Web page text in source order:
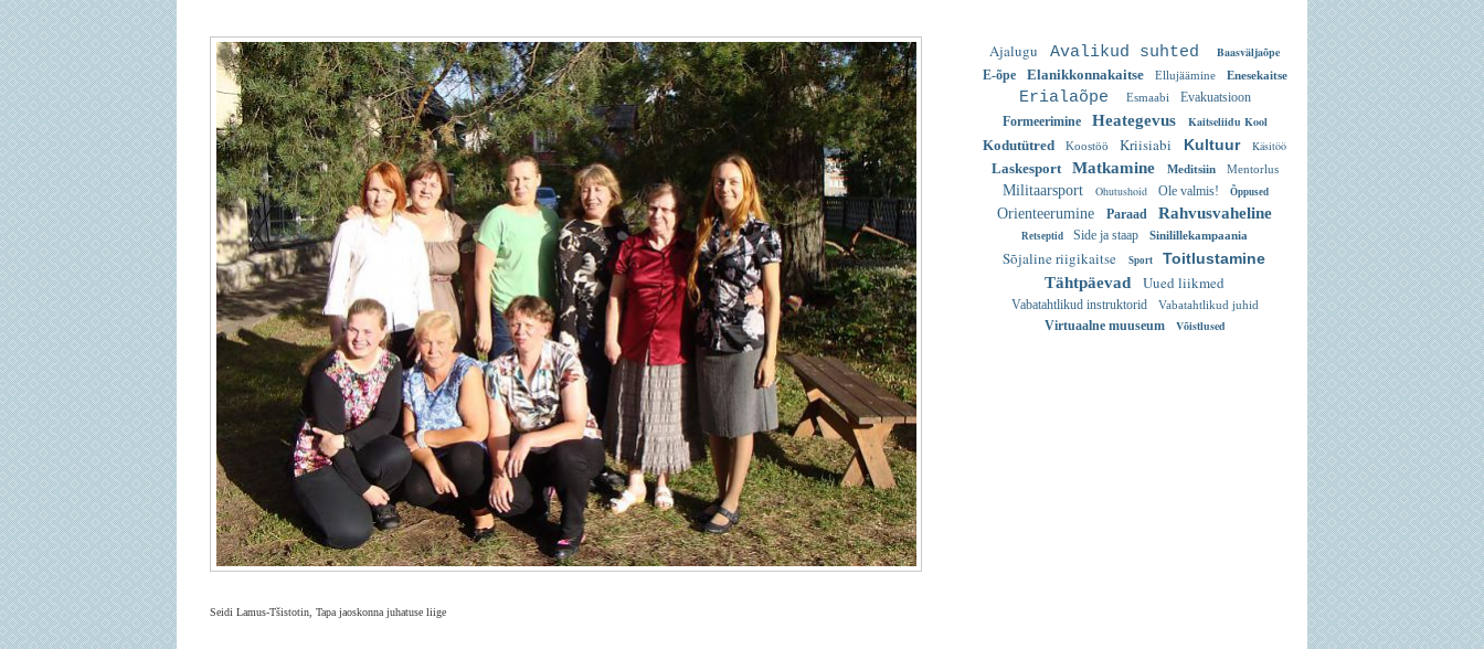
Seidi Lamus-Tšistotin, Tapa jaoskonna juhatuse liige
Ajalugu Avalikud suhted
Baasväljaõpe
E-õpe
Elanikkonnakaitse Ellujäämine Enesekaitse
Erialaõpe Esmaabi
Evakuatsioon
Formeerimine
Heategevus Kaitseliidu Kool
Kodutütred Koostöö Kriisiabi Kultuur Käsitöö
Laskesport Matkamine Meditsiin Mentorlus
Militaarsport Ohutushoid Ole valmis! Õppused
Orienteerumine Paraad Rahvusvaheline
Retseptid Side ja staap Sinilillekampaania
Sõjaline riigikaitse Sport
Toitlustamine
Tähtpäevad
Uued liikmed
Vabatahtlikud instruktorid Vabatahtlikud juhid
Virtuaalne muuseum Võistlused